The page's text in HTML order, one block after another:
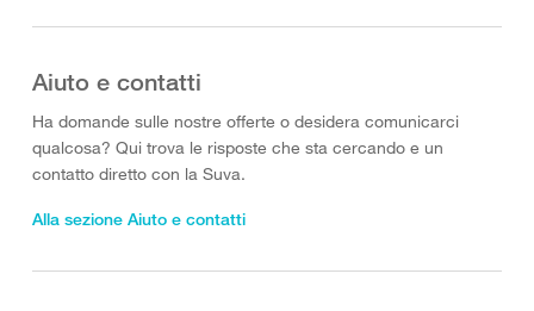
Aiuto e contatti
Ha domande sulle nostre offerte o desidera comunicarci
qualcosa? Qui trova le risposte che sta cercando e un
contatto diretto con la Suva.
Alla sezione Aiuto e contatti